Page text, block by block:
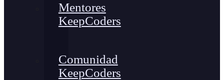
Mentores
KeepCoders
Comunidad
KeepCoders